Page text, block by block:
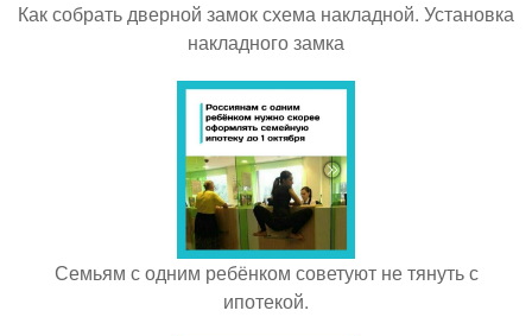
Как собрать дверной замок схема накладной. Установка
накладного замка
Семьям с одним ребёнком советуют не тянуть с
ипотекой.